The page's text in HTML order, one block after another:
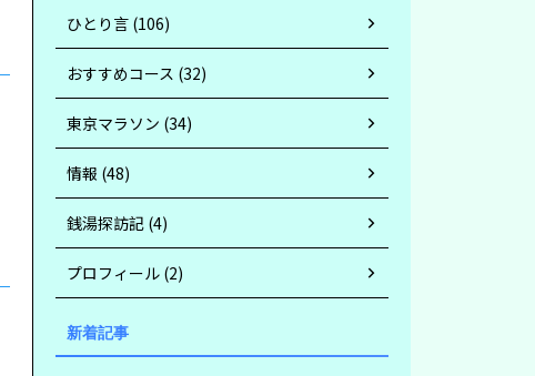
ひとり言 (106)
おすすめコース (32)
東京マラソン (34)
情報 (48)
銭湯探訪記 (4)
プロフィール (2)
新着記事